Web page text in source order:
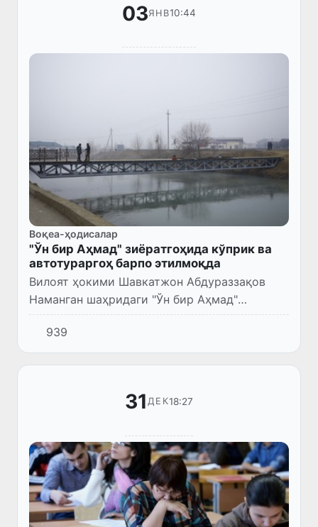
03ЯНВ10:44
Воқеа-ҳодисалар
"Ўн бир Аҳмад" зиёратгоҳида кўприк ва
автотураргоҳ барпо этилмоқда
Вилоят ҳокими Шавкатжон Абдураззақов
Наманган шаҳридаги "Ўн бир Аҳмад"
зиёратгоҳида олиб борилаётган ишлар билан
танишди.
939
31 ДЕК18:27